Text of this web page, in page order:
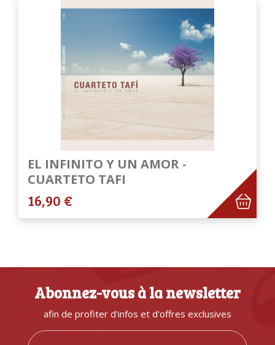
EL INFINITO Y UN AMOR -
CUARTETO TAFI
16,90 €
Abonnez-vous à la newsletter
afin de profiter d'infos et d'offres exclusives